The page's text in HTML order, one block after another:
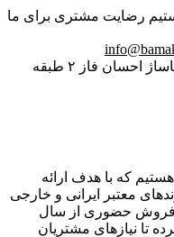
رضایت مشتری برای ما
آدرس فروشگاه : سه راه امین حضور پاساژ احسان فاز ۲ طبقه
که با هدف ارائه
معتبر ایرانی و خارجی
فروش حضوری از سال
تا نیازهای مشتریان